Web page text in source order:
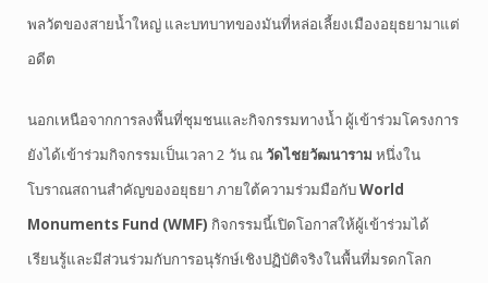
พลวัตของสายน้ำใหญ่ และบทบาทของมันที่หล่อเลี้ยงเมืองอยุธยามาแต่
อดีต
นอกเหนือจากการลงพื้นที่ชุมชนและกิจกรรมทางน้ำ ผู้เข้าร่วมโครงการ
ยังได้เข้าร่วมกิจกรรมเป็นเวลา 2 วัน ณวัดไชยวัฒนาราม หนึ่งใน
โบราณสถานสำคัญของอยุธยา ภายใต้ความร่วมมือกับWorld
Monuments Fund (WMF) กิจกรรมนี้เปิดโอกาสให้ผู้เข้าร่วมได้
เรียนรู้และมีส่วนร่วมกับการอนุรักษ์เชิงปฏิบัติจริงในพื้นที่มรดกโลก